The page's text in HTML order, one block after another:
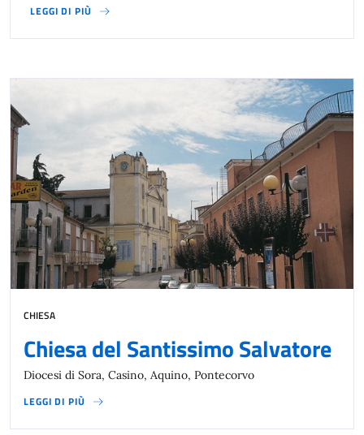
LEGGI DI PIÙ
CHIESA
Chiesa del Santissimo Salvatore
Diocesi di Sora, Casino, Aquino, Pontecorvo
LEGGI DI PIÙ